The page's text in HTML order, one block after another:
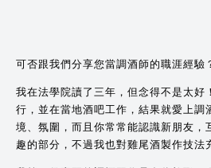
可否跟我們分享您當調酒師的職涯經驗
我在法學院讀了三年，但念得不是太好
行，並在當地酒吧工作，結果就愛上調
境、氛圍，而且你常常能認識新朋友，
趣的部分，不過我也對雞尾酒製作技法